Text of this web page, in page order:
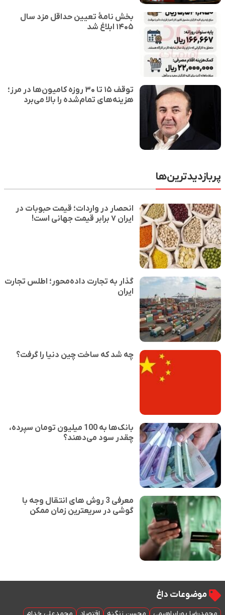
بخش نامهٔ تعیین حداقل مزد سال
۱۴۰۵ ابلاغ شد
توقف ۱۵ تا ۳۰ روزه کامیون‌ها در مرز؛
هزینه‌های تمام‌شده را بالا می‌برد
پربازدیدترین‌ها
انحصار در واردات؛ قیمت حبوبات در
ایران ۷ برابر قیمت جهانی است!
گذار به تجارت داده‌محور؛ اطلس تجارت
ایران
چه شد که ساخت چین دنیا را گرفت؟
بانک‌ها به 100 میلیون تومان سپرده،
چقدر سود می‌دهند؟
معرفی 3 روش های انتقال وجه با
گوشی در سریعترین زمان ممکن
موضوعات داغ